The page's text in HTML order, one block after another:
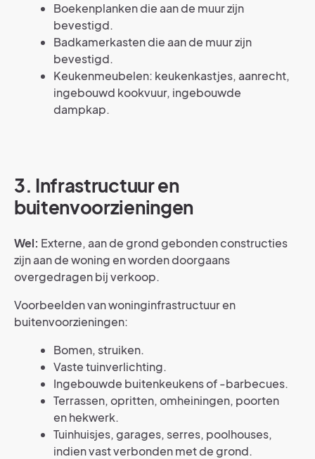
Boekenplanken die aan de muur zijn
bevestigd.
Badkamerkasten die aan de muur zijn
bevestigd.
Keukenmeubelen: keukenkastjes, aanrecht,
ingebouwd kookvuur, ingebouwde
dampkap.
3. Infrastructuur en
buitenvoorzieningen
Wel: Externe, aan de grond gebonden constructies
zijn aan de woning en worden doorgaans
overgedragen bij verkoop.
Voorbeelden van woninginfrastructuur en
buitenvoorzieningen:
Bomen, struiken.
Vaste tuinverlichting.
Ingebouwde buitenkeukens of -barbecues.
Terrassen, opritten, omheiningen, poorten
en hekwerk.
Tuinhuisjes, garages, serres, poolhouses,
indien vast verbonden met de grond.